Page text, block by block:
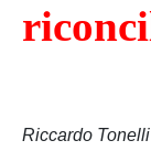
Riccardo Tonelli